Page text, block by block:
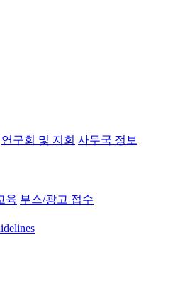
연구회 및 지회 사무국 정보
육 부스/광고 접수